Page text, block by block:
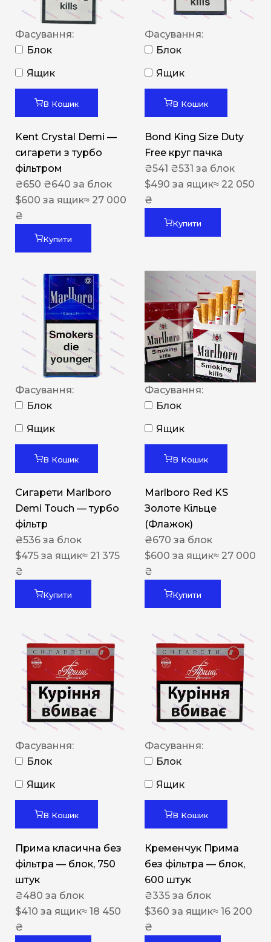
Фасування:
Блок
Ящик
В Кошик
Kent Crystal Demi —
сигарети з турбо
фільтром
₴650 ₴640 за блок
$600 за ящик≈ 27 000
₴
Купити
Фасування:
Блок
Ящик
В Кошик
Bond King Size Duty
Free круг пачка
₴541 ₴531 за блок
$490 за ящик≈ 22 050
₴
Купити
Фасування:
Блок
Ящик
В Кошик
Сигарети Marlboro
Demi Touch — турбо
фільтр
₴536 за блок
$475 за ящик≈ 21 375
₴
Купити
Фасування:
Блок
Ящик
В Кошик
Marlboro Red KS
Золоте Кільце
(Флажок)
₴670 за блок
$600 за ящик≈ 27 000
₴
Купити
Фасування:
Блок
Ящик
В Кошик
Прима класична без
фільтра — блок, 750
штук
₴480 за блок
$410 за ящик≈ 18 450
₴
Фасування:
Блок
Ящик
В Кошик
Кременчук Прима
без фільтра — блок,
600 штук
₴335 за блок
$360 за ящик≈ 16 200
₴